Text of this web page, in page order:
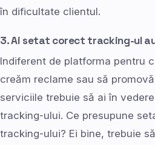
în dificultate clientul.
3. Ai setat corect tracking-ul
Indiferent de platforma pentru
creăm reclame sau să
serviciile trebuie să ai în
tracking-ului. Ce presupune
tracking-ului? Ei bine, trebuie